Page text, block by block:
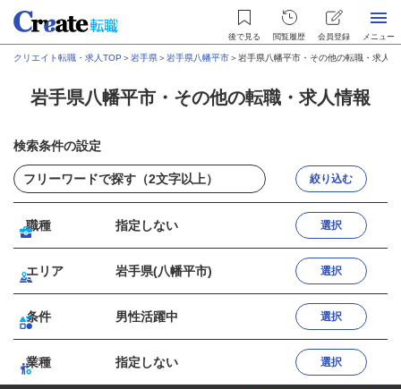
後で見る 閲覧履歴 会員登録 メニュー
クリエイト転職・求人TOP ＞岩手県＞岩手県八幡平市＞岩手県八幡平市・その他の転職・求人情
岩手県八幡平市・その他の転職・求人情報
検索条件の設定
絞り込む
職種 指定しない 選択
エリア 岩手県(八幡平市) 選択
条件 男性活躍中 選択
業種 指定しない 選択